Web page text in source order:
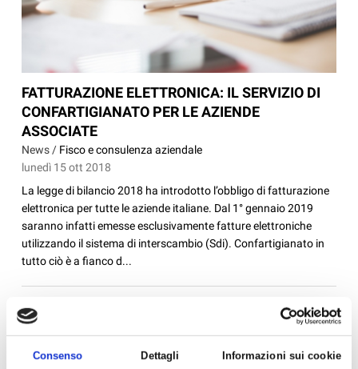
Consenso Dettagli Informazioni sui cookie
FATTURAZIONE ELETTRONICA: IL SERVIZIO DI
CONFARTIGIANATO PER LE AZIENDE
ASSOCIATE
News / Fisco e consulenza aziendale
lunedì 15 ott 2018
La legge di bilancio 2018 ha introdotto l’obbligo di fatturazione
elettronica per tutte le aziende italiane. Dal 1° gennaio 2019
saranno infatti emesse esclusivamente fatture elettroniche
utilizzando il sistema di interscambio (Sdi). Confartigianato in
tutto ciò è a fianco d...